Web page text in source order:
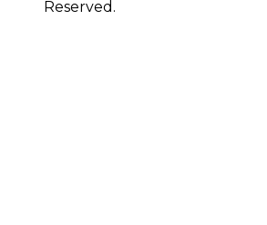
Reserved.